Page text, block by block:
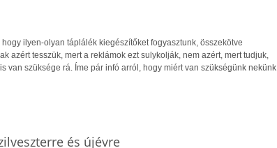
ilyen-olyan táplálék kiegészítőket fogyasztunk, összekötve
azért tesszük, mert a reklámok ezt sulykolják, nem azért, mert tudjuk,
van szüksége rá. Íme pár infó arról, hogy miért van szükségünk nekünk
és újévre